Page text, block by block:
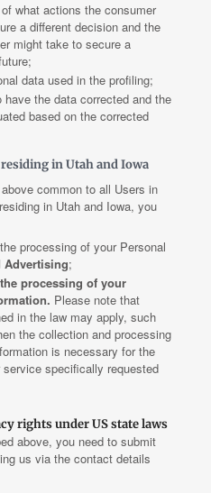
what actions the consumer
a different decision and the
might take to secure a
data used in the profiling;
the data corrected and the
based on the corrected
in Utah and Iowa
common to all Users in
in Utah and Iowa, you
the processing of your Personal
Advertising;
processing of your
Please note that
in the law may apply, such
the collection and processing
is necessary for the
specifically requested
rights under US state laws
above, you need to submit
us via the contact details